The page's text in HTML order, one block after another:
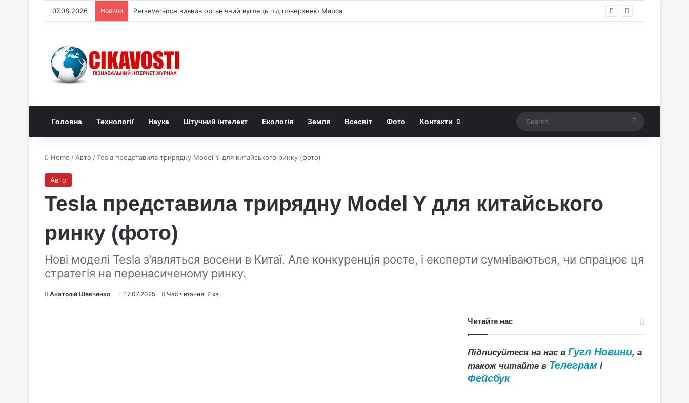
07.08.2026 Новини Perseverance виявив органічний вуглець під поверхнею Марса
Головна Технології Наука Штучний інтелект Екологія Земля Всесвіт Фото Контакти Search
Home / Авто /Tesla представила трирядну Model Y для китайського ринку (фото)
Авто
Tesla представила трирядну Model Y для китайського
ринку (фото)
Нові моделі Tesla з’являться восени в Китаї. Але конкуренція росте, і експерти сумніваються, чи спрацює ця
стратегія на перенасиченому ринку.
Анатолій Шевченко 17.07.2025 Час читання: 2 хв
Читайте нас
Підписуйтеся на нас вГугл Новини, а
також читайте в Телеграм і
Фейсбук